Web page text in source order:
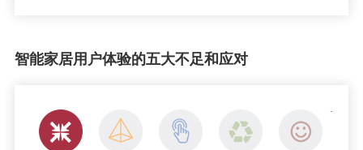
智能家居用户体验的五大不足和应对